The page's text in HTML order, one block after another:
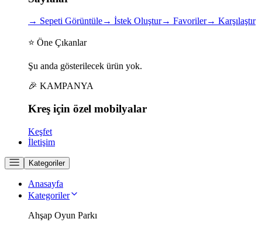
→ Sepeti Görüntüle→ İstek Oluştur→ Favoriler→ Karşılaştır
⭐ Öne Çıkanlar
Şu anda gösterilecek ürün yok.
🎉 KAMPANYA
Kreş için özel mobilyalar
Keşfet
İletişim
Kategoriler
Anasayfa
Kategoriler
Ahşap Oyun Parkı